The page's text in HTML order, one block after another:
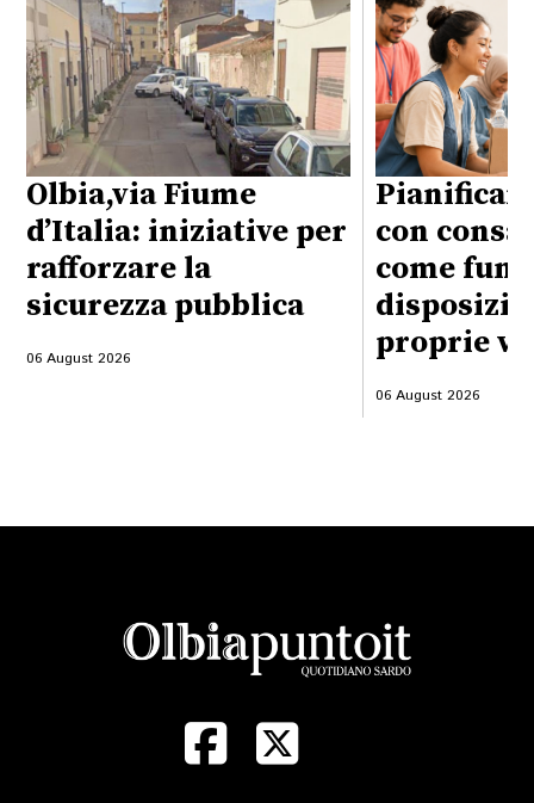
Olbia,via Fiume
d’Italia: iniziative per
rafforzare la
sicurezza pubblica
06 August 2026
con
come
proprie
06 August 2026